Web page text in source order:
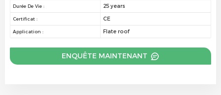
Durée De Vie : 25 years
Certificat : CE
Application : Flate roof
ENQUÊTE MAINTENANT